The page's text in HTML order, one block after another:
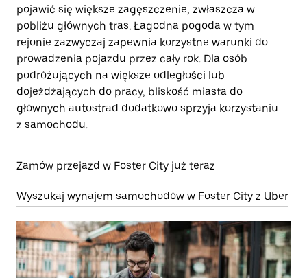
pojawić się większe zagęszczenie, zwłaszcza w
pobliżu głównych tras. Łagodna pogoda w tym
rejonie zazwyczaj zapewnia korzystne warunki do
prowadzenia pojazdu przez cały rok. Dla osób
podróżujących na większe odległości lub
dojeżdżających do pracy, bliskość miasta do
głównych autostrad dodatkowo sprzyja korzystaniu
z samochodu.
Zamów przejazd w Foster City już teraz
Wyszukaj wynajem samochodów w Foster City z Uber